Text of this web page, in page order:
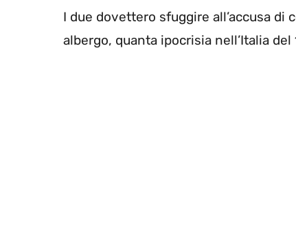
I due dovettero sfuggire all’accusa
albergo, quanta ipocrisia nell’Italia del